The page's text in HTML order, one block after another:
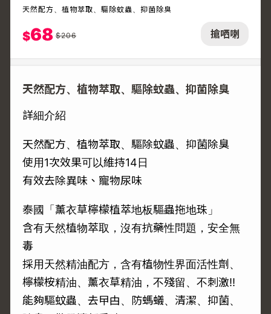
搶哂喇
天然配方、植物萃取、驅除蚊蟲、抑菌除臭
$68 $206
天然配方、植物萃取、驅除蚊蟲、抑菌除臭
詳細介紹
天然配方、植物萃取、驅除蚊蟲、抑菌除臭
使用1次效果可以維持14日
有效去除異味、寵物尿味
泰國「薰衣草檸檬植萃地板驅蟲拖地珠」
含有天然植物萃取，沒有抗藥性問題，安全無
毒
採用天然精油配方，含有植物性界面活性劑、
檸檬桉精油、薰衣草精油，不殘留、不刺激‼️
能夠驅蚊蟲、去曱甴、防螞蟻、清潔、抑菌、